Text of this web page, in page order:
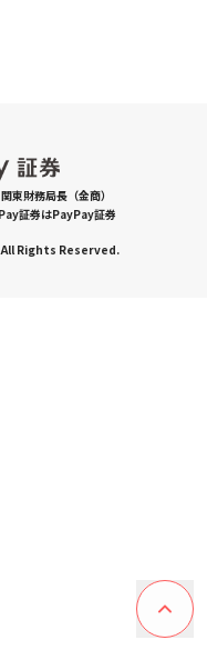
東財務局長（金商）
証券はPayPay証券
Rights Reserved.